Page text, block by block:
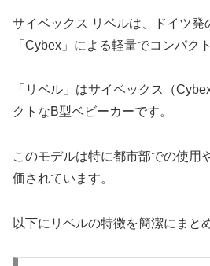
サイベックス リベルは、ドイツ発
「Cybex」による軽量でコンパク
「リベル」はサイベックス（
クトなB型ベビーカーです。
このモデルは特に都市部での使用
価されています。
以下にリベルの特徴を簡潔にまと